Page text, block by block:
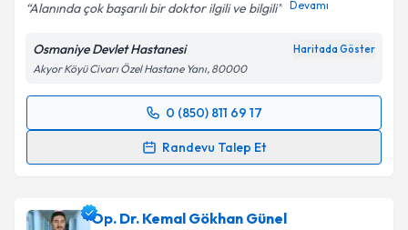
Alanında çok başarılı bir doktor ilgili ve bilgili Devamı
Osmaniye Devlet Hastanesi Haritada Göster
Akyor Köyü Civarı Özel Hastane Yanı, 80000
0 (850) 811 69 17
Randevu Talep Et
Randevu Takvimi Talebi
takvim hazırlandığında e-posta ile bilgilendireceğiz.
Op. Dr. Kemal Gökhan Günel